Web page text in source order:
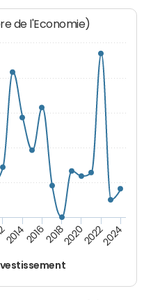
de l'Economie)
201420162018202020222024